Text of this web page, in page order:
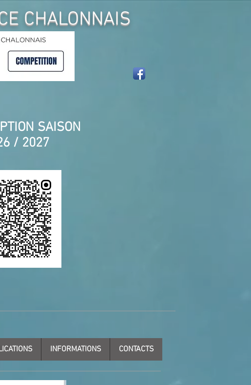
CHALONNAIS
SAISON
2027
INFORMATIONS CONTACTS